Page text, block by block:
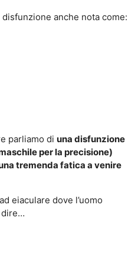
disfunzione anche nota come:
parliamo di una disfunzione
per la precisione)
tremenda fatica a venire
eiaculare dove l’uomo